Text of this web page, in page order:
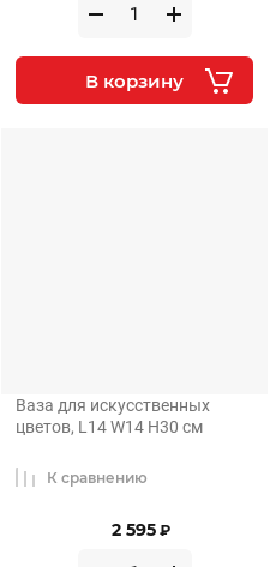
В корзину
Ваза для искусственных
цветов, L14 W14 H30 см
2 595 ₽
К сравнению